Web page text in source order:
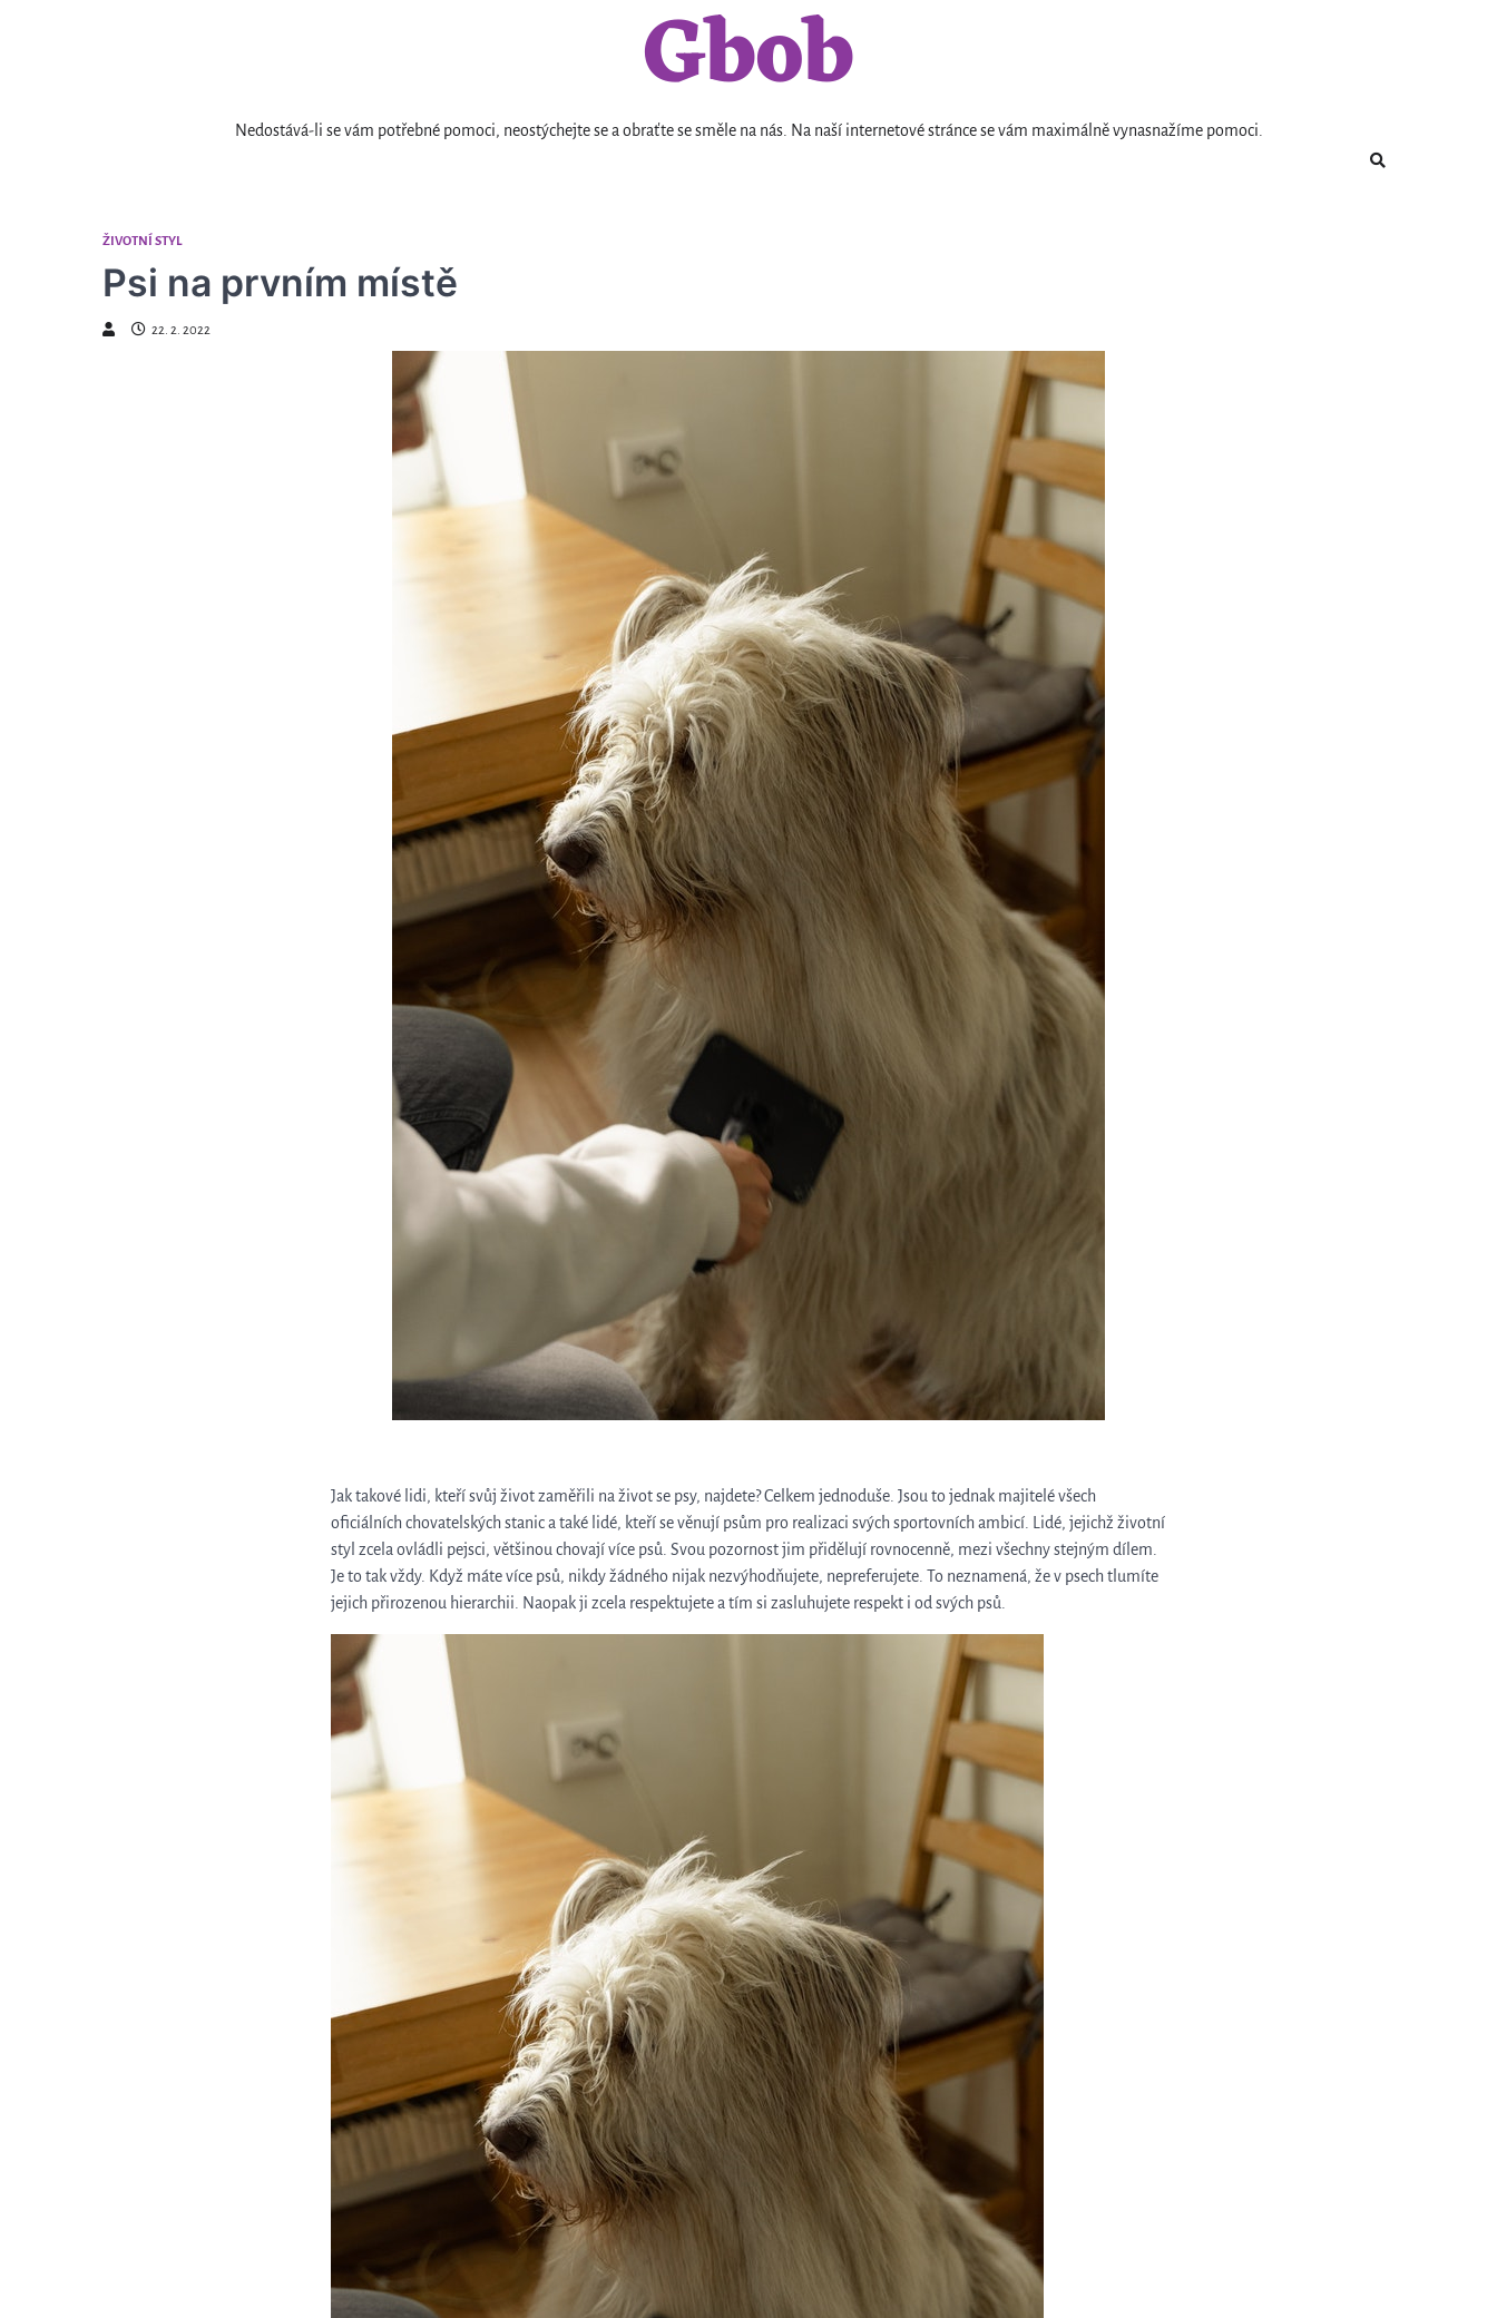
Gbob
Nedostává-li se vám potřebné pomoci, neostýchejte se a obraťte se směle na nás. Na naší internetové stránce se vám maximálně vynasnažíme pomoci.
ŽIVOTNÍ STYL
Psi na prvním místě
22. 2. 2022
Jak takové lidi, kteří svůj život zaměřili na život se psy, najdete? Celkem jednoduše. Jsou to jednak majitelé všech
oficiálních chovatelských stanic a také lidé, kteří se věnují psům pro realizaci svých sportovních ambicí.
Lidé, jejichž životní
styl zcela ovládli pejsci, většinou chovají více psů. Svou pozornost jim přidělují rovnocenně, mezi všechny stejným dílem.
Je to tak vždy. Když máte více psů, nikdy žádného nijak nezvýhodňujete, nepreferujete. To neznamená, že v psech tlumíte
jejich přirozenou hierarchii. Naopak ji zcela respektujete a tím si zasluhujete respekt i od svých psů.